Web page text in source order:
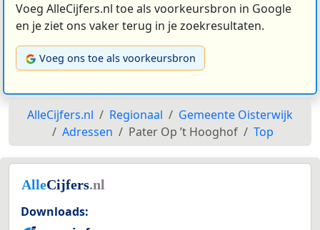
Voeg AlleCijfers.nl toe als voorkeursbron in Google
en je ziet ons vaker terug in je zoekresultaten.
Voeg ons toe als voorkeursbron
AlleCijfers.nl Regionaal
Gemeente Oisterwijk
Adressen
Pater Op ’t Hooghof Top
Downloads: